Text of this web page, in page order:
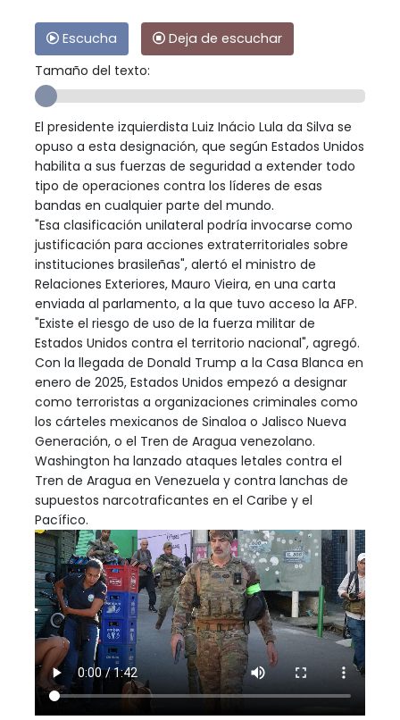
Escucha
Deja de escuchar
Tamaño del texto:
El presidente izquierdista Luiz Inácio Lula da Silva se
opuso a esta designación, que según Estados Unidos
habilita a sus fuerzas de seguridad a extender todo
tipo de operaciones contra los líderes de esas
bandas en cualquier parte del mundo.
"Esa clasificación unilateral podría invocarse como
justificación para acciones extraterritoriales sobre
instituciones brasileñas", alertó el ministro de
Relaciones Exteriores, Mauro Vieira, en una carta
enviada al parlamento, a la que tuvo acceso la AFP.
"Existe el riesgo de uso de la fuerza militar de
Estados Unidos contra el territorio nacional", agregó.
Con la llegada de Donald Trump a la Casa Blanca en
enero de 2025, Estados Unidos empezó a designar
como terroristas a organizaciones criminales como
los cárteles mexicanos de Sinaloa o Jalisco Nueva
Generación, o el Tren de Aragua venezolano.
Washington ha lanzado ataques letales contra el
Tren de Aragua en Venezuela y contra lanchas de
supuestos narcotraficantes en el Caribe y el
Pacífico.